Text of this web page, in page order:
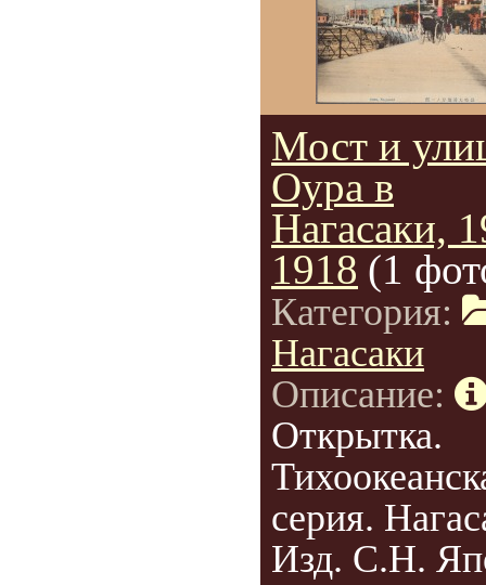
Мост и
Оура в
Нагасаки,
1918 (1
Категория:
Нагасаки
Описание:
Открытка.
серия.
Изд. С.Н.